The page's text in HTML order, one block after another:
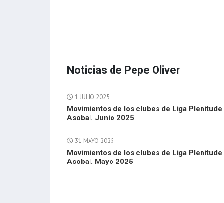
Noticias de Pepe Oliver
1 JULIO 2025
Movimientos de los clubes de Liga Plenitude
Asobal. Junio 2025
31 MAYO 2025
Movimientos de los clubes de Liga Plenitude
Asobal. Mayo 2025